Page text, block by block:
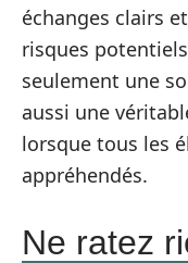
échanges clairs
risques
seulement une
aussi une
lorsque tous les
appréhendés.
Ne ratez